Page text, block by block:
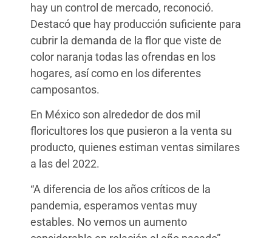
hay un control de mercado, reconoció.
Destacó que hay producción suficiente para
cubrir la demanda de la flor que viste de
color naranja todas las ofrendas en los
hogares, así como en los diferentes
camposantos.
En México son alrededor de dos mil
floricultores los que pusieron a la venta su
producto, quienes estiman ventas similares
a las del 2022.
“A diferencia de los años críticos de la
pandemia, esperamos ventas muy
estables. No vemos un aumento